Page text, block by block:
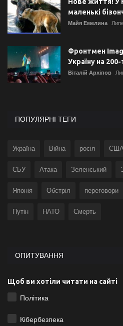
маленькі
Майя Емелина
Фронтмен
Україну на
Віталій Архіпов
ПОПУЛЯРНІ ТЕГИ
Україна Війна росія США
СБУ Атака Зеленський
Японія Обстріл переговори
Путін НАТО Смерть
ОПИТУВАННЯ
Щоб ви хотіли читати на сайті
Політика
Кібербезпека